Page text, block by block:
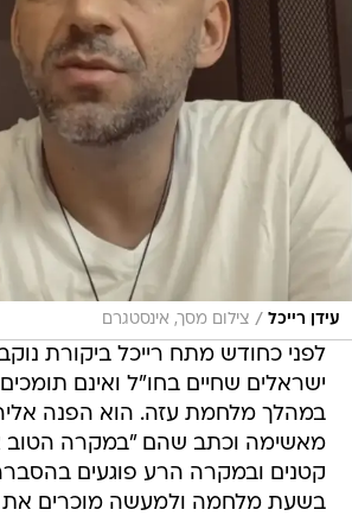
עידן רייכל / צילום מסך, אינסטגרם
לפני כחודש מתח רייכל ביקורת
ישראלים שחיים בחו"ל ואינם
במהלך מלחמת עזה. הוא הפנה
מאשימה וכתב שהם "במקרה הטוב
קטנים ובמקרה הרע פוגעים
בשעת מלחמה ולמעשה מוכרים את